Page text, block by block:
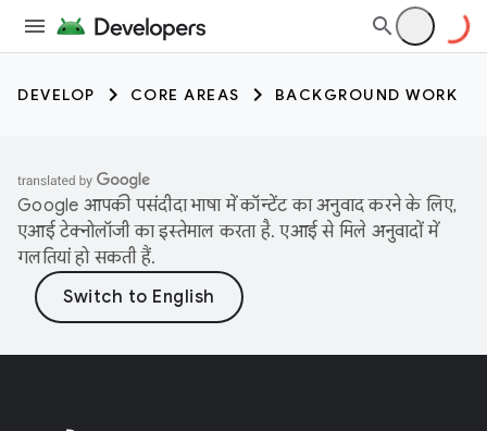
DEVELOP CORE AREAS BACKGROUND WORK
Google आपकी पसंदीदा भाषा में कॉन्टेंट का अनुवाद करने के लिए,
एआई टेक्नोलॉजी का इस्तेमाल करता है. एआई से मिले अनुवादों में
गलतियां हो सकती हैं.